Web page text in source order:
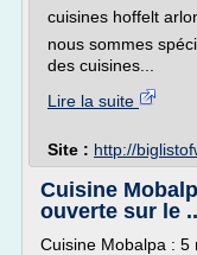
cuisines hoffelt
nous sommes
des cuisines...
Lire la suite
Site : http://
Cuisine
ouverte sur le
Cuisine Mobalpa : 5